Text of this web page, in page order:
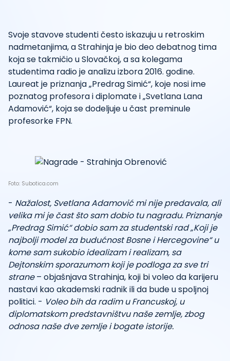
Svoje stavove studenti često iskazuju u retroskim
nadmetanjima, a Strahinja je bio deo debatnog tima
koja se takmičio u Slovačkoj, a sa kolegama
studentima radio je analizu izbora 2016. godine.
Laureat je priznanja „Predrag Simić“, koje nosi ime
poznatog profesora i diplomate i „Svetlana Lana
Adamović“, koja se dodeljuje u čast preminule
profesorke FPN.
Foto: Subotica.com
- Nažalost, Svetlana Adamović mi nije predavala, ali
velika mi je čast što sam dobio tu nagradu. Priznanje
„Predrag Simić“ dobio sam za studentski rad „Koji je
najbolji model za budućnost Bosne i Hercegovine“ u
kome sam sukobio idealizam i realizam, sa
Dejtonskim sporazumom koji je podloga za sve tri
strane– objašnjava Strahinja, koji bi voleo da karijeru
nastavi kao akademski radnik ili da bude u spoljnoj
politici. - Voleo bih da radim u Francuskoj, u
diplomatskom predstavništvu naše zemlje, zbog
odnosa naše dve zemlje i bogate istorije.